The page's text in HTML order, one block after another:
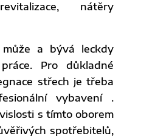
nátěry
a bývá leckdy
Pro důkladné
střech je třeba
vybavení .
s tímto oborem
spotřebitelů,